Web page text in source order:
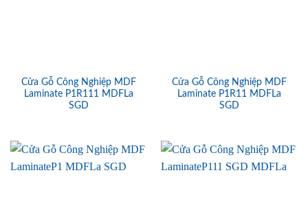
Cửa Gỗ Công Nghiệp MDF
Laminate P1R111 MDFLa
SGD
Cửa Gỗ Công Nghiệp MDF
Laminate P1R11 MDFLa
SGD